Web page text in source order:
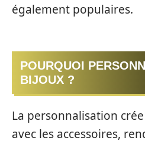
également populaires.
POURQUOI
BIJOUX ?
La personnalisation
avec les accessoires,